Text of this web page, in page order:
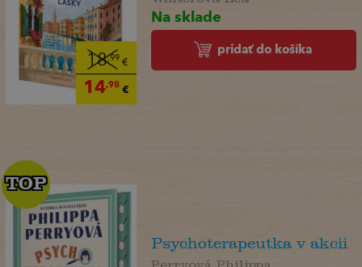
18,99 €
14,98€
Na sklade
pridať do košíka
TOP
TOP
Psychoterapeutka v akcii
Perryová Philippa